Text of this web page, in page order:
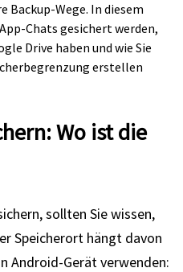
Backup-Wege. In diesem
Chats gesichert werden,
Drive haben und wie Sie
erstellen
Wo ist die
sollten Sie wissen,
Speicherort hängt davon
Android-Gerät verwenden: